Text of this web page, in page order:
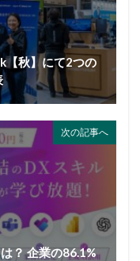
【秋】にて2つの
次の記事へ
？ 企業の86.1%